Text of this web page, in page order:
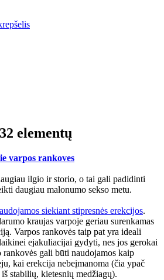
elementų
varpos rankoves
ilgio ir storio, o tai gali padidinti
daugiau malonumo sekso metu.
siekiant stipresnės erekcijos.
kraujas varpoje geriau surenkamas
Varpos rankovės taip pat yra ideali
ejakuliacijai gydyti, nes jos gerokai
rankovės gali būti naudojamos kaip
kai erekcija nebeįmanoma (čia ypač
stabilių, kietesnių medžiagų).